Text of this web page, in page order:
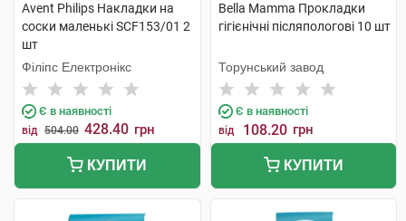
Avent Philips Накладки на
соски маленькі SCF153/01 2
шт
Філіпс Електронікс
Є в наявності
від 504.00 428.40 грн
КУПИТИ
Bella Мamma Прокладки
гiгiєнiчнi післяпологові 10 шт
Торунський завод
Є в наявності
від 108.20 грн
КУПИТИ